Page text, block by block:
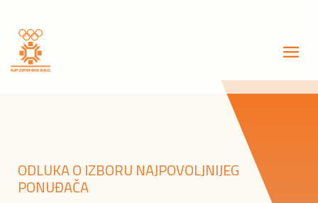
ODLUKA O IZBORU NAJPOVOLJNIJEG
PONUĐAČA